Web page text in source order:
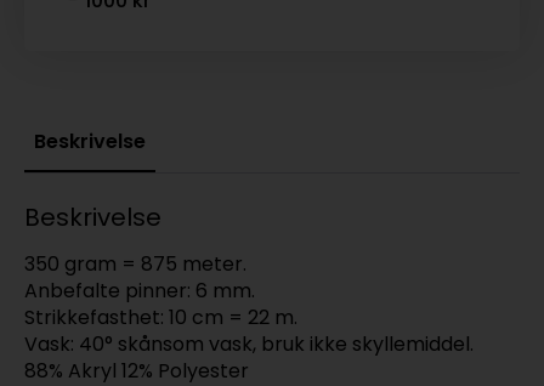
Beskrivelse
Beskrivelse
350 gram = 875 meter.
Anbefalte pinner: 6 mm.
Strikkefasthet: 10 cm = 22 m.
Vask: 40° skånsom vask, bruk ikke skyllemiddel.
88% Akryl 12% Polyester